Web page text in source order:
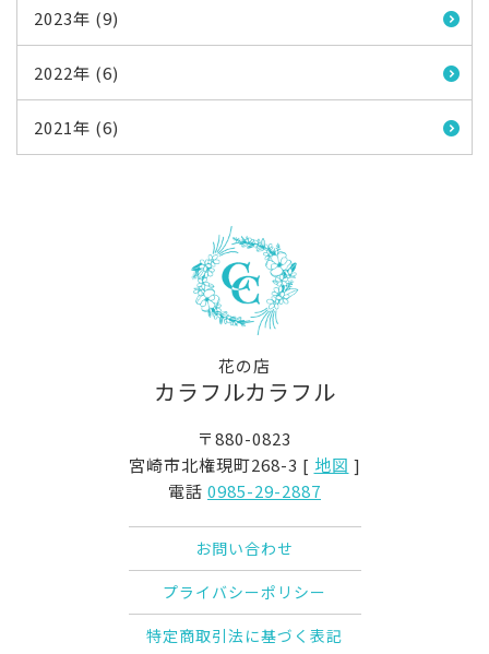
2023年 (9)
2022年 (6)
2021年 (6)
花の店
カラフルカラフル
〒880-0823
宮崎市北権現町268-3 [ 地図 ]
電話 0985-29-2887
お問い合わせ
プライバシーポリシー
特定商取引法に基づく表記